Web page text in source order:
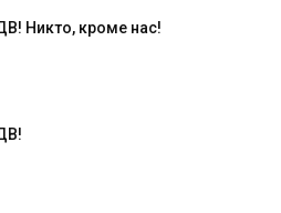
Никто, кроме нас!